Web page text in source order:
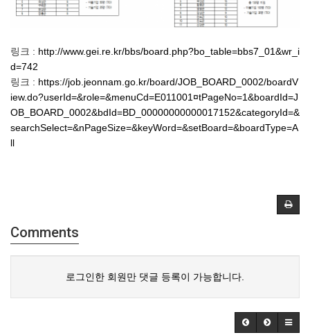
링크 : http://www.gei.re.kr/bbs/board.php?bo_table=bbs7_01&wr_i
d=742
링크 : https://job.jeonnam.go.kr/board/JOB_BOARD_0002/boardV
iew.do?userId=&role=&menuCd=E011001¤tPageNo=1&boardId=J
OB_BOARD_0002&bdId=BD_00000000000017152&categoryId=&
searchSelect=&nPageSize=&keyWord=&setBoard=&boardType=A
ll
Comments
로그인한 회원만 댓글 등록이 가능합니다.